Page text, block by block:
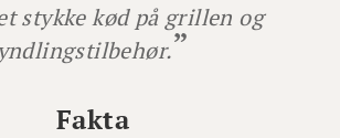
stykke kød på grillen og
Fakta